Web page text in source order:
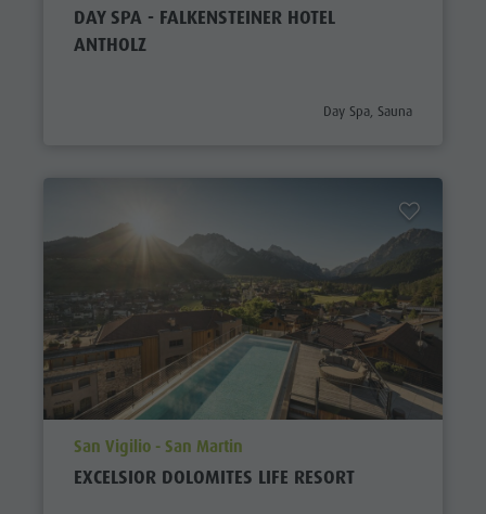
DAY SPA - FALKENSTEINER HOTEL
ANTHOLZ
aria.poi_category_prefix
Day Spa, Sauna
aria.poi_location_prefix
San Vigilio - San Martin
EXCELSIOR DOLOMITES LIFE RESORT